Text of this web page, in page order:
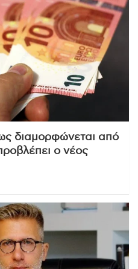
διαμορφώνεται από
ο νέος